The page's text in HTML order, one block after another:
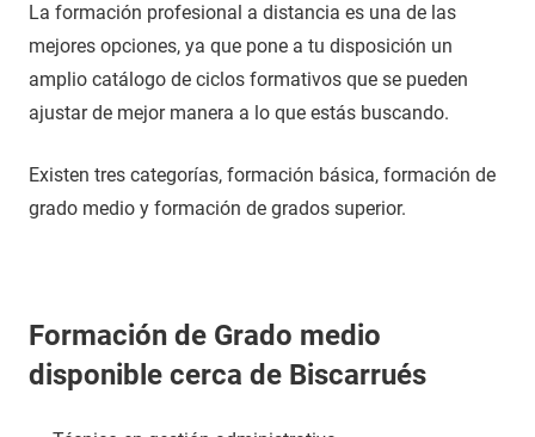
La formación profesional a distancia es una de las
mejores opciones, ya que pone a tu disposición un
amplio catálogo de ciclos formativos que se pueden
ajustar de mejor manera a lo que estás buscando.
Existen tres categorías, formación básica, formación de
grado medio y formación de grados superior.
Formación de Grado medio
disponible cerca de Biscarrués